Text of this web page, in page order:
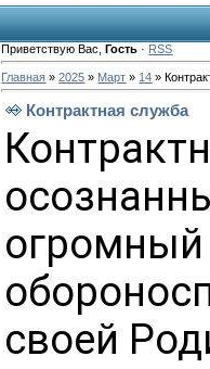
Приветствую Вас ,Гость · RSS
Главная »2025 » Март » 14 »
Контрактная служба
своей